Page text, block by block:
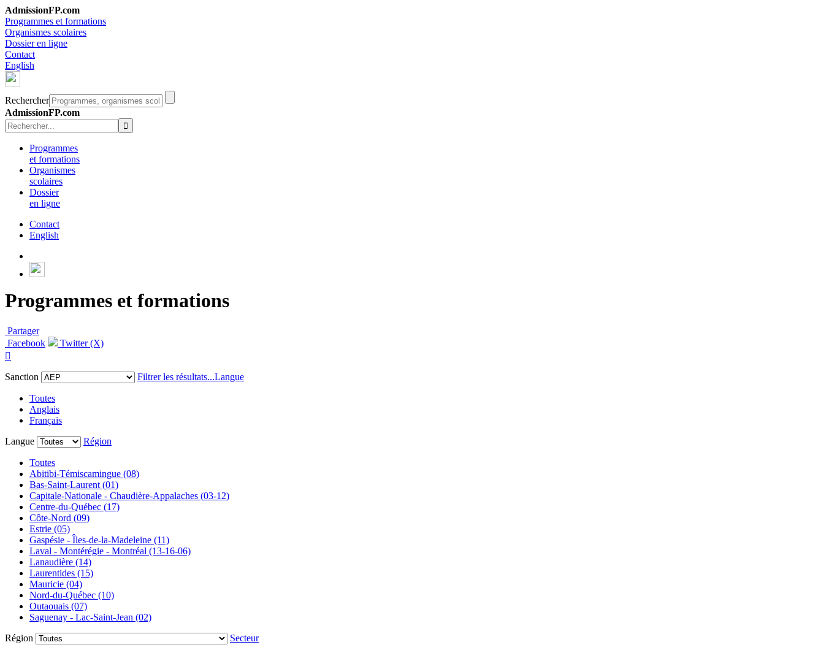
AdmissionFP.com
Programmes et formations
Organismes scolaires
Dossier en ligne
Contact
English
Rechercher
AdmissionFP.com
Programmes
et formations
Organismes
scolaires
Dossier
en ligne
Contact
English
Programmes et formations
Partager
Facebook
Twitter (X)

Sanction
Filtrer les résultats...Langue
Toutes
Anglais
Français
Langue
Région
Toutes
Abitibi-Témiscamingue (08)
Bas-Saint-Laurent (01)
Capitale-Nationale - Chaudière-Appalaches (03-12)
Centre-du-Québec (17)
Côte-Nord (09)
Estrie (05)
Gaspésie - Îles-de-la-Madeleine (11)
Laval - Montérégie - Montréal (13-16-06)
Lanaudière (14)
Laurentides (15)
Mauricie (04)
Nord-du-Québec (10)
Outaouais (07)
Saguenay - Lac-Saint-Jean (02)
Région
Secteur